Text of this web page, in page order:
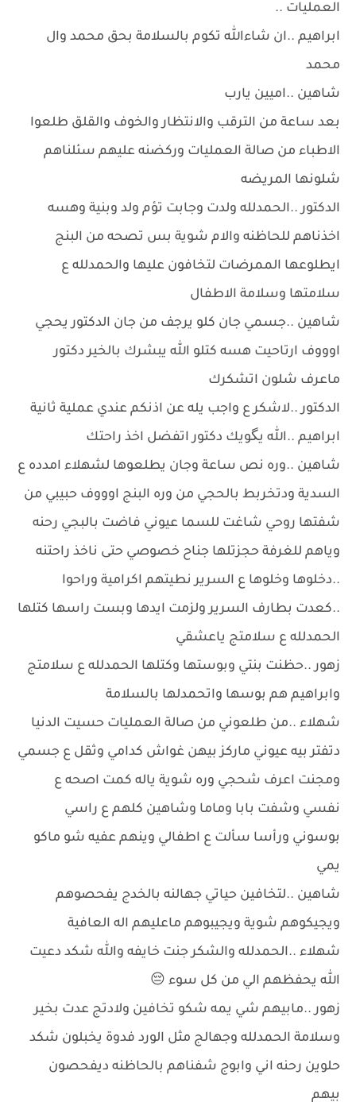
العمليات ..
ابراهيم ..ان شاءالله تكوم بالسلامة بحق محمد وال
محمد
شاهين ..اميين يارب
بعد ساعة من الترقب والانتظار والخوف والقلق طلعوا
الاطباء من صالة العمليات وركضنه عليهم سئلناهم
شلونها المريضه
الدكتور ..الحمدلله ولدت وجابت تؤم ولد وبنية وهسه
اخذناهم للحاظنه والام شوية بس تصحه من البنج
ايطلوعها الممرضات لتخافون عليها والحمدلله ع
سلامتها وسلامة الاطفال
شاهين ..جسمي جان كلو يرجف من جان الدكتور يحجي
اوووف ارتاحيت هسه كتلو الله يبشرك بالخير دكتور
ماعرف شلون اتشكرك
الدكتور ..لاشكر ع واجب يله عن اذنكم عندي عملية ثانية
ابراهيم ..الله يگويك دكتور اتفضل اخذ راحتك
شاهين ..وره نص ساعة وجان يطلعوها لشهلاء امدده ع
السدية ودتخربط بالحجي من وره البنج اوووف حبيبي من
شفتها روحي شاغت للسما عيوني فاضت بالبجي رحنه
وياهم للغرفة حجزتلها جناح خصوصي حتى ناخذ راحتنه
..دخلوها وخلوها ع السرير نطيتهم اكرامية وراحوا
..كعدت بطارف السرير ولزمت ايدها وبست راسها كتلها
الحمدلله ع سلامتج ياعشقي
زهور ..حظنت بنتي وبوستها وكتلها الحمدلله ع سلامتج
وابراهيم هم بوسها واتحمدلها بالسلامة
شهلاء ..من طلعوني من صالة العمليات حسيت الدنيا
دتفتر بيه عيوني ماركز بيهن غواش كدامي وثقل ع جسمي
ومجنت اعرف شحجي وره شوية ياله كمت اصحه ع
نفسي وشفت بابا وماما وشاهين كلهم ع راسي
بوسوني ورأسا سألت ع اطفالي وينهم عفيه شو ماكو
يمي
شاهين ..لتخافين حياتي جهالنه بالخدج يفحصوهم
ويجيكوهم شوية ويجيبوهم ماعليهم اله العافية
شهلاء ..الحمدلله والشكر جنت خايفه والله شكد دعيت
الله يحفظهم الي من كل سوء 😔
زهور ..مابيهم شي يمه شكو تخافين ولادتج عدت بخير
وسلامة الحمدلله وجهالج مثل الورد فدوة يخبلون شكد
حلوين رحنه اني وابوج شفناهم بالحاظنه ديفحصون
بيهم